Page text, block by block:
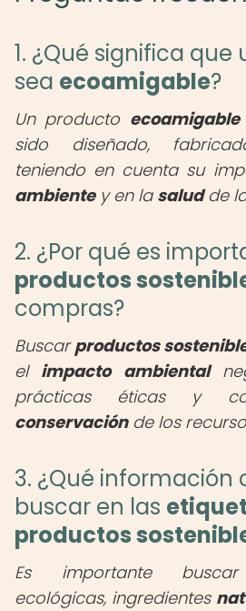
1. ¿Qué significa
sea ecoamigable?
Un producto ecoamigable
sido diseñado,
teniendo en cuenta su
ambientey en la saludde
2. ¿Por qué es
productos
compras?
Buscarproductos
el impacto ambiental
prácticas éticas y
conservaciónde los
3. ¿Qué información
buscar en las
productos
Es importante
ecológicas, ingredientes